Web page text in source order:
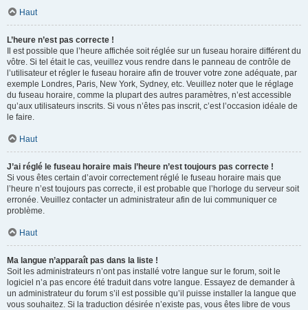
Haut
L’heure n’est pas correcte !
Il est possible que l’heure affichée soit réglée sur un fuseau horaire différent du
vôtre. Si tel était le cas, veuillez vous rendre dans le panneau de contrôle de
l’utilisateur et régler le fuseau horaire afin de trouver votre zone adéquate, par
exemple Londres, Paris, New York, Sydney, etc. Veuillez noter que le réglage
du fuseau horaire, comme la plupart des autres paramètres, n’est accessible
qu’aux utilisateurs inscrits. Si vous n’êtes pas inscrit, c’est l’occasion idéale de
le faire.
Haut
J’ai réglé le fuseau horaire mais l’heure n’est toujours pas correcte !
Si vous êtes certain d’avoir correctement réglé le fuseau horaire mais que
l’heure n’est toujours pas correcte, il est probable que l’horloge du serveur soit
erronée. Veuillez contacter un administrateur afin de lui communiquer ce
problème.
Haut
Ma langue n’apparaît pas dans la liste !
Soit les administrateurs n’ont pas installé votre langue sur le forum, soit le
logiciel n’a pas encore été traduit dans votre langue. Essayez de demander à
un administrateur du forum s’il est possible qu’il puisse installer la langue que
vous souhaitez. Si la traduction désirée n’existe pas, vous êtes libre de vous